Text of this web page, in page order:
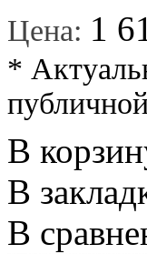
Цена: 1
*
В
В
В